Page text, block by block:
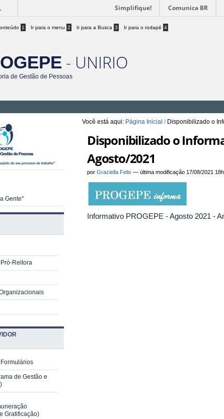
Simplifique! Comunica BR
1 Ir para o menu 2 Ir para a Busca 3 Ir para o rodapé 4
- UNIRIO
de Gestão de Pessoas
Você está aqui: Página Inicial / Disponibilizado o
Disponibilizado o
Agosto/2021
porGraziella Felix —última modificação 17/08/2021
Informativo PROGEPE - Agosto 2021 -
Gente"
Reitora
de Gestão e
Gratificação)